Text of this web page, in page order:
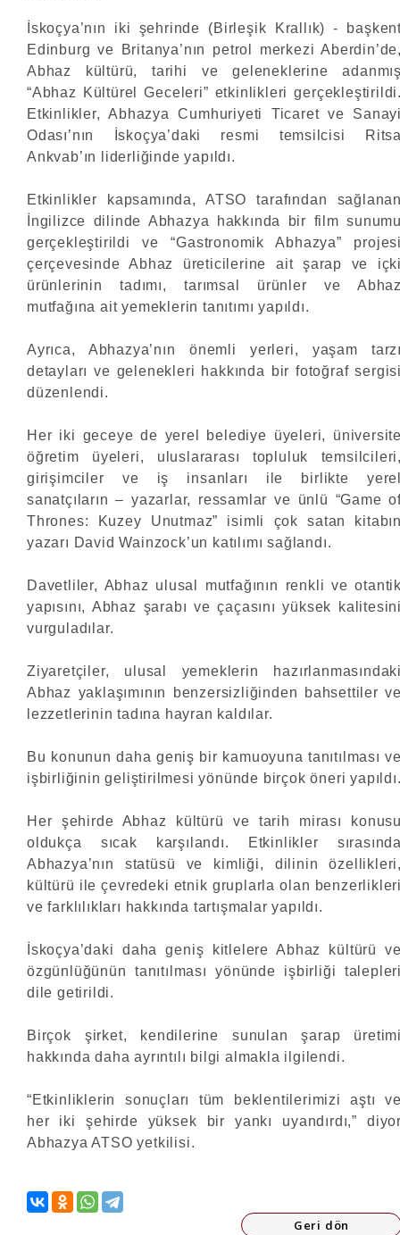
İskoçya’nın iki şehrinde (Birleşik Krallık) -
Edinburg ve Britanya’nın petrol merkezi
Abhaz kültürü, tarihi ve geleneklerine
“Abhaz Kültürel Geceleri” etkinlikleri
Etkinlikler, Abhazya Cumhuriyeti Ticaret ve
Odası’nın İskoçya’daki resmi temsilcisi
Ankvab’ın liderliğinde yapıldı.
Etkinlikler kapsamında, ATSO tarafından
İngilizce dilinde Abhazya hakkında bir film
gerçekleştirildi ve “Gastronomik Abhazya”
çerçevesinde Abhaz üreticilerine ait şarap ve
ürünlerinin tadımı, tarımsal ürünler ve
mutfağına ait yemeklerin tanıtımı yapıldı.
Ayrıca, Abhazya’nın önemli yerleri, yaşam
detayları ve gelenekleri hakkında bir fotoğraf
düzenlendi.
Her iki geceye de yerel belediye üyeleri,
öğretim üyeleri, uluslararası topluluk
girişimciler ve iş insanları ile birlikte
sanatçıların – yazarlar, ressamlar ve ünlü “Game
Thrones: Kuzey Unutmaz” isimli çok satan
yazarı David Wainzock’un katılımı sağlandı.
Davetliler, Abhaz ulusal mutfağının renkli ve
yapısını, Abhaz şarabı ve çaçasını yüksek
vurguladılar.
Ziyaretçiler, ulusal yemeklerin
Abhaz yaklaşımının benzersizliğinden bahsettiler
lezzetlerinin tadına hayran kaldılar.
Bu konunun daha geniş bir kamuoyuna tanıtılması
işbirliğinin geliştirilmesi yönünde birçok öneri
Her şehirde Abhaz kültürü ve tarih mirası
oldukça sıcak karşılandı. Etkinlikler
Abhazya’nın statüsü ve kimliği, dilinin
kültürü ile çevredeki etnik gruplarla olan
ve farklılıkları hakkında tartışmalar yapıldı.
İskoçya’daki daha geniş kitlelere Abhaz kültürü
özgünlüğünün tanıtılması yönünde işbirliği
dile getirildi.
Birçok şirket, kendilerine sunulan şarap
hakkında daha ayrıntılı bilgi almakla ilgilendi.
“Etkinliklerin sonuçları tüm beklentilerimizi aştı
her iki şehirde yüksek bir yankı uyandırdı,”
Abhazya ATSO yetkilisi.
Geri dön